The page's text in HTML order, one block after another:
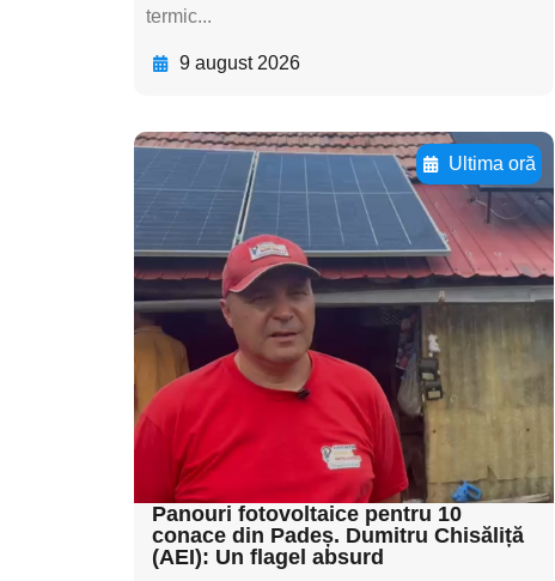
termic...
9 august 2026
Ultima oră
Adaugă aici textul
pentru
subtitluAdaugă aici
textul pentru
subtitluAdaugă aici
textul pentru
subtitluAdaugă aici
textul pentru subti
Panouri fotovoltaice pentru 10
conace din Padeș. Dumitru Chisăliță
(AEI): Un flagel absurd